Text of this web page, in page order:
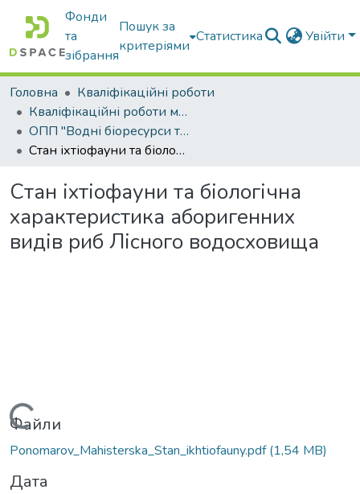
Фонди
та
зібрання
Пошук за
критеріями
Статистика Увійти
Головна
Кваліфікаційні роботи
Кваліфікаційні роботи магістрів
ОПП "Водні біоресурси та аквакультура"
Стан іхтіофауни та біологічна характеристика аборигенних видів риб Лісного водосховища
Стан іхтіофауни та біологічна
характеристика аборигенних
видів риб Лісного водосховища
Вантажиться...
Файли
Ponomarov_Mahisterska_Stan_ikhtiofauny.pdf(1,54 MB)
Дата